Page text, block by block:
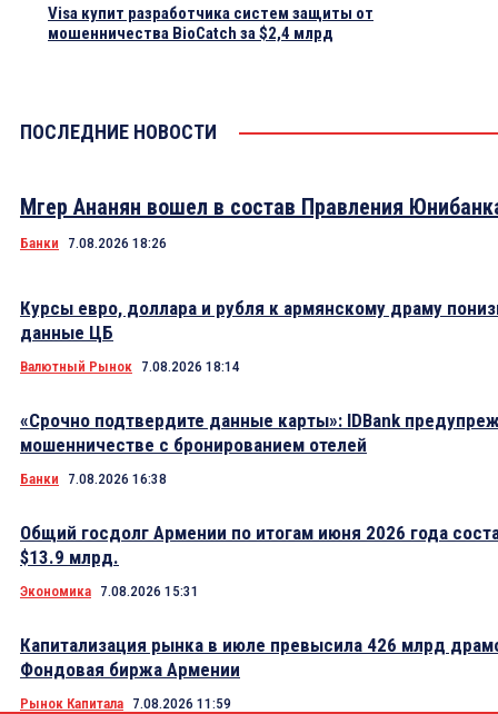
Visa купит разработчика систем защиты от
мошенничества BioCatch за $2,4 млрд
ПОСЛЕДНИЕ НОВОСТИ
Мгер Ананян вошел в состав Правления
Банки 7.08.2026 18:26
Курсы евро, доллара и рубля к армянскому драму
данные ЦБ
Валютный Рынок 7.08.2026 18:14
«Срочно подтвердите данные карты»: IDBank
мошенничестве с бронированием отелей
Банки 7.08.2026 16:38
Общий госдолг Армении по итогам июня 2026 года
$13.9 млрд.
Экономика 7.08.2026 15:31
Капитализация рынка в июле превысила 426 млрд
Фондовая биржа Армении
Рынок Капитала 7.08.2026 11:59